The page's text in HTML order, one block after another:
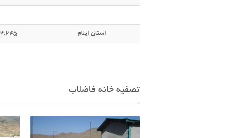
استان ایلام 3,245
تصفیه خانه فاضلاب